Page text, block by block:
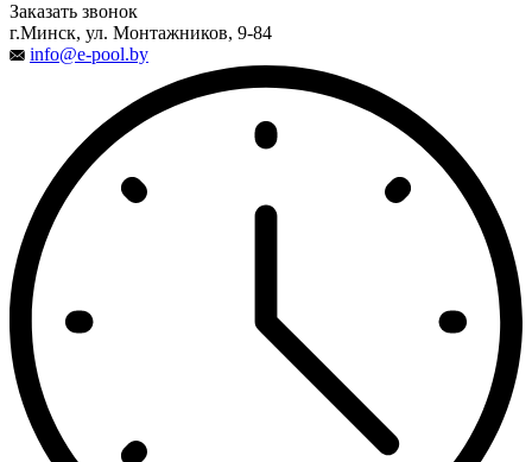
Заказать звонок
г.Минск, ул. Монтажников, 9-84
info@e-pool.by